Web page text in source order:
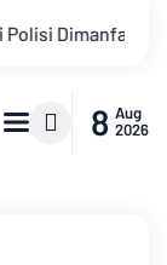
Diduga
8 Aug
2026